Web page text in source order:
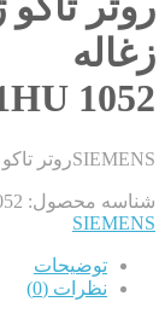
زغاله
1052
SIEMENSروتر تاکو ژنراتور زیمنس چهار زغاله1HU 1052
شناسه محصول:
SIEMENS
توضیحات
نظرات (0)